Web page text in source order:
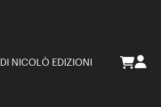
DI NICOLÒ EDIZIONI